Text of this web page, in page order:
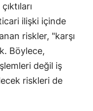
Yozgat
ilişki içinde
riskler, "karşı
Böylece,
değil iş
riskleri de